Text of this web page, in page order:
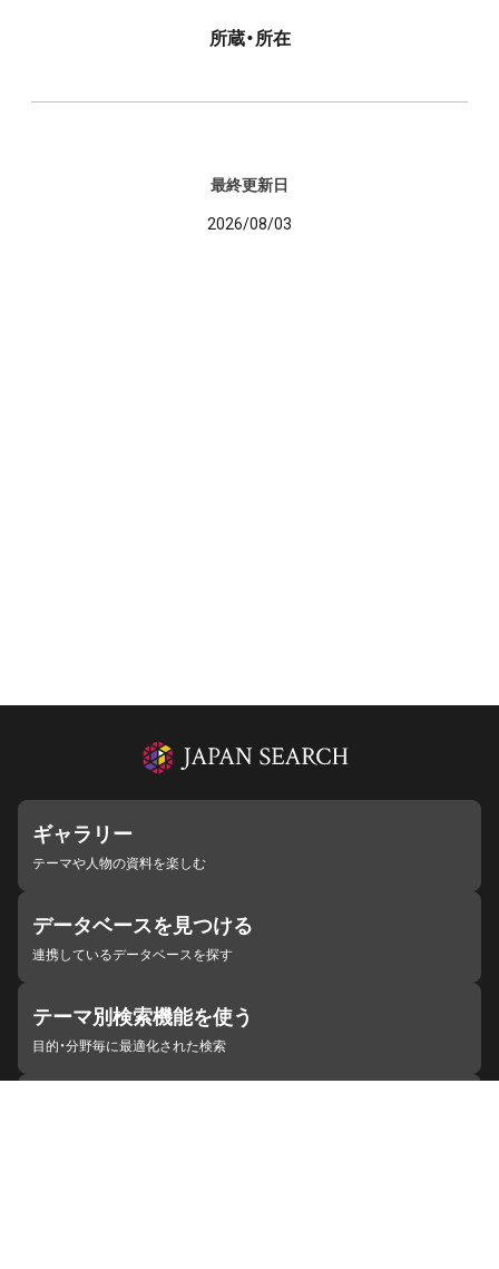
所蔵・所在
最終更新日
2026/08/03
ギャラリー
テーマや人物の資料を楽しむ
データベースを見つける
連携しているデータベースを探す
テーマ別検索機能を使う
目的・分野毎に最適化された検索